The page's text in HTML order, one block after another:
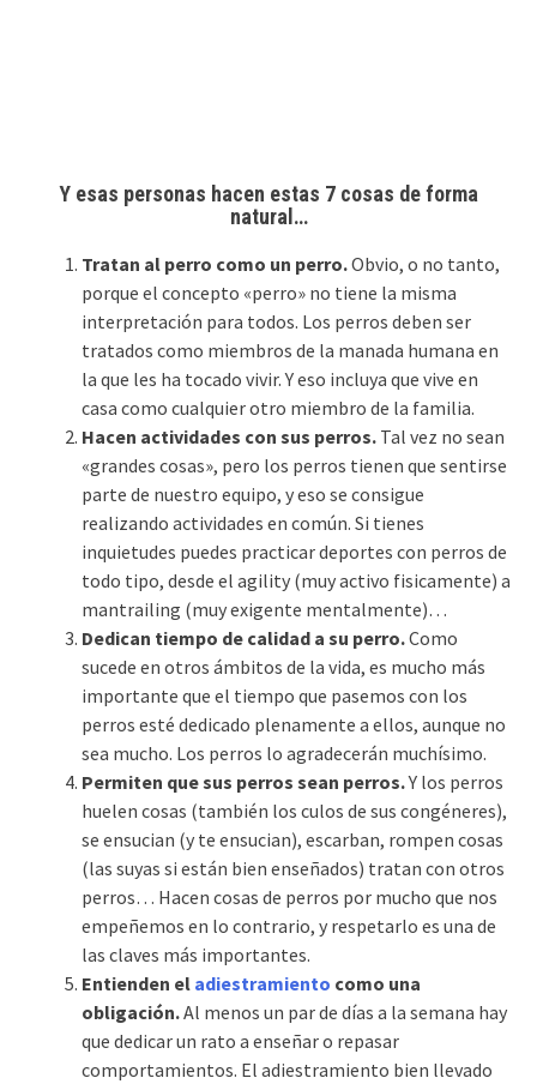
Y esas personas hacen estas 7 cosas de forma
natural…
Tratan al perro como un perro.Obvio, o no tanto,
porque el concepto «perro» no tiene la misma
interpretación para todos. Los perros deben ser
tratados como miembros de la manada humana en
la que les ha tocado vivir. Y eso incluya que vive en
casa como cualquier otro miembro de la familia.
Hacen actividades con sus perros. Tal vez no sean
«grandes cosas», pero los perros tienen que sentirse
parte de nuestro equipo, y eso se consigue
realizando actividades en común. Si tienes
inquietudes puedes practicar deportes con perros de
todo tipo, desde el agility (muy activo fisicamente) a
mantrailing (muy exigente mentalmente)…
Dedican tiempo de calidad a su perro.Como
sucede en otros ámbitos de la vida, es mucho más
importante que el tiempo que pasemos con los
perros esté dedicado plenamente a ellos, aunque no
sea mucho. Los perros lo agradecerán muchísimo.
Permiten que sus perros sean perros.Y los perros
huelen cosas (también los culos de sus congéneres),
se ensucian (y te ensucian), escarban, rompen cosas
(las suyas si están bien enseñados) tratan con otros
perros… Hacen cosas de perros por mucho que nos
empeñemos en lo contrario, y respetarlo es una de
las claves más importantes.
Entienden el adiestramiento como una
obligación.Al menos un par de días a la semana hay
que dedicar un rato a enseñar o repasar
comportamientos. El adiestramiento bien llevado